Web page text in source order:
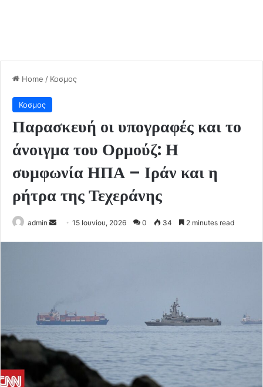
Home / Κοσμος
Κοσμος
Παρασκευή οι υπογραφές και το
άνοιγμα του Ορμούζ: Η
συμφωνία ΗΠΑ – Ιράν και η
ρήτρα της Τεχεράνης
admin
Send15 Ιουνίου, 2026 0 34 2 minutes read